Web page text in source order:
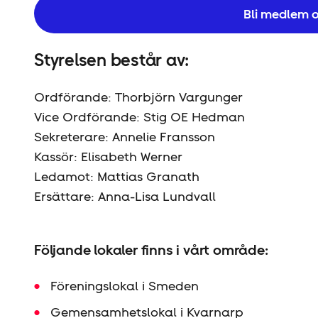
Bli medlem
Styrelsen består av:
Ordförande: Thorbjörn Vargunger
Vice Ordförande: Stig OE Hedman
Sekreterare: Annelie Fransson
Kassör: Elisabeth Werner
Ledamot: Mattias Granath
Ersättare: Anna-Lisa Lundvall
Följande lokaler finns i vårt område:
Föreningslokal i Smeden
Gemensamhetslokal i Kvarnarp